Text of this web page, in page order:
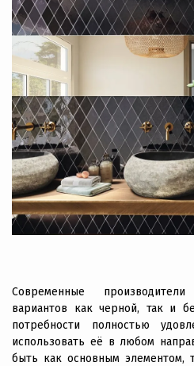
Современные
вариантов как черной, так и
потребности полностью
использовать её в любом
быть как основным элементом,